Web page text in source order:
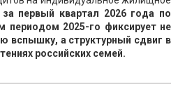
за первый квартал 2026 года по
периодом 2025-го фиксирует не
вспышку, а структурный сдвиг в
российских семей.